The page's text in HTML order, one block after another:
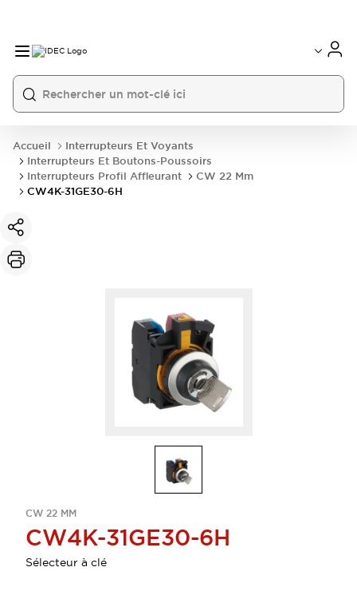
Accueil
Interrupteurs Et Voyants
Interrupteurs Et Boutons-Poussoirs
Interrupteurs Profil Affleurant
CW 22 Mm
CW4K-31GE30-6H
CW 22 MM
CW4K-31GE30-6H
Sélecteur à clé